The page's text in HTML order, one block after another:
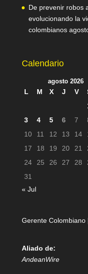
De prevenir robos
evolucionando la
colombianos
Calendario
agosto 2026
L M X J V
3
4 5 6 7
10
11 12 13 14
17
18 19 20 21
24
25 26 27 28
31
« Jul
Gerente Colombiano
Aliado de:
AndeanWire